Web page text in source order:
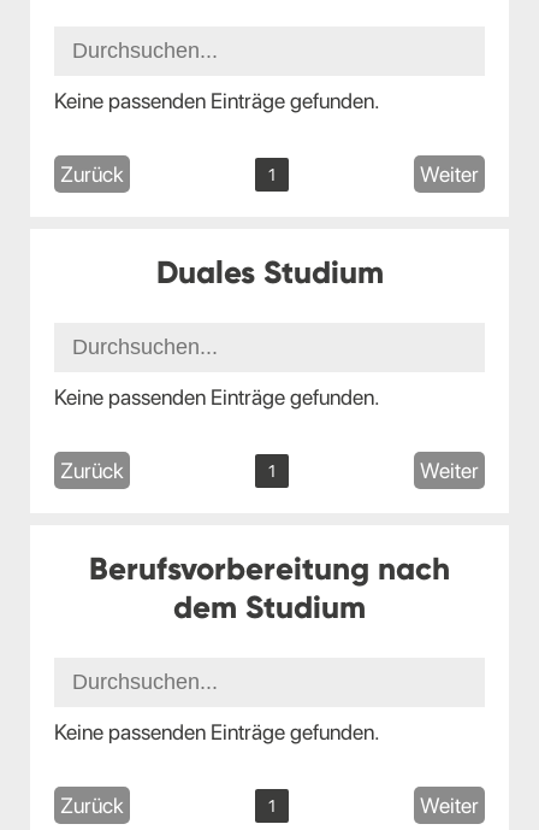
Keine passenden Einträge gefunden.
Zurück 1 Weiter
Duales Studium
Keine passenden Einträge gefunden.
Zurück 1 Weiter
Berufsvorbereitung nach
dem Studium
Keine passenden Einträge gefunden.
Zurück 1 Weiter